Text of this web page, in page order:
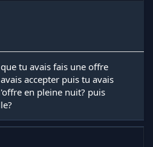
tu avais fais une offre
accepter puis tu avais
en pleine nuit? puis